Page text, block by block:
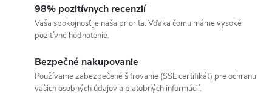
98% pozitívnych recenzií
Vaša spokojnosť je naša priorita. Vďaka čomu máme vysoké
pozitívne hodnotenie.
Bezpečné nakupovanie
Používame zabezpečené šifrovanie (SSL certifikát) pre ochranu
vašich osobných údajov a platobných informácií.